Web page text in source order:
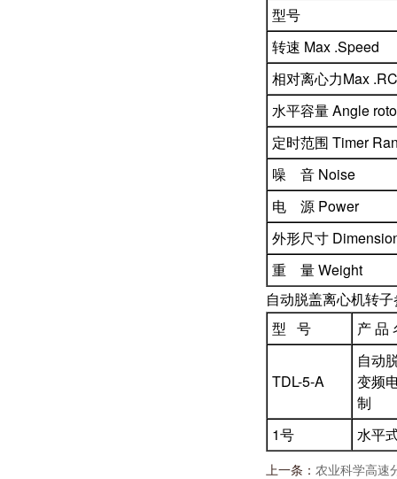
型号
转速 Max .Speed
相对离心力Max
水平容量 Angle
定时范围 Timer
噪 音 Noise
电 源 Power
外形尺寸
重 量 Weight
自动脱盖离心机转
型 号
产 品
TDL-5-A
自动
变频
制
1号
水平
上一条： 农业科学高速